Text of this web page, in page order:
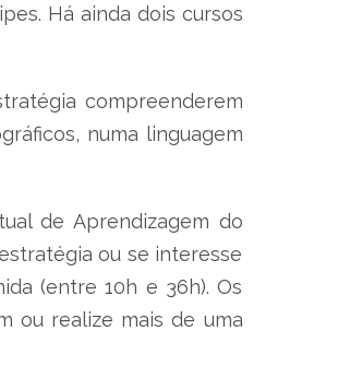
Há ainda dois cursos
compreenderem
numa linguagem
de Aprendizagem do
ou se interesse
(entre 10h e 36h). Os
ou realize mais de uma